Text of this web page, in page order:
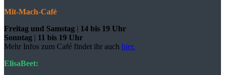
Mit-Mach-Café
Freitag und Samstag | 14 bis 19 Uhr
Sonntag | 11 bis 19 Uhr
Mehr Infos zum Café findet ihr auch hier.
ElisaBeet: